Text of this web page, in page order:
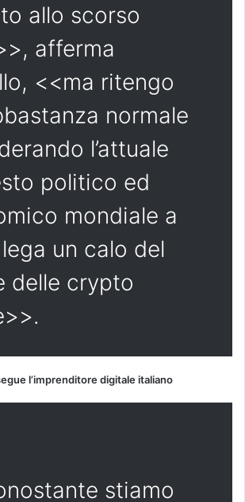
allo scorso
afferma
<<ma ritengo
normale
l’attuale
politico ed
mondiale a
un calo del
delle crypto
l’imprenditore digitale italiano
stiamo